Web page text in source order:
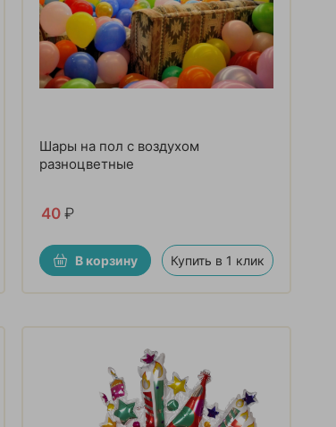
Шары на пол с воздухом
разноцветные
40 ₽
В корзину Купить в 1 клик